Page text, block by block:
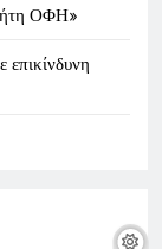
ΟΦΗ»
επικίνδυνη